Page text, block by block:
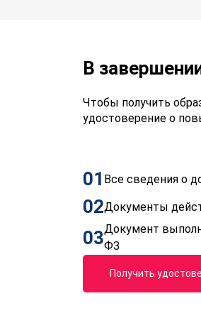
В
Чтобы получить
удостоверение о
01 Все сведения о
02Документы
03Документ
ФЗ
Получить